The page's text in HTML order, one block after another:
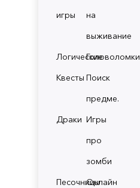
игры
на
выживание
ЛогическиеГоловоломки
Квесты Поиск
предме.
Драки Игры
про
зомби
ПесочницыОнлайн